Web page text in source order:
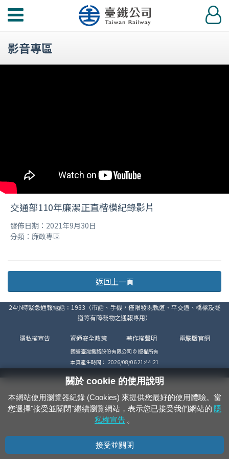
功
選
登
入
影音專區
交通部110年廉潔正直楷模紀錄影片
發佈日期：2021年9月30日
分類：廉政專區
返回上一頁
24小時緊急通報電話：1933（市話、手機，僅限發現軌道、平交道、橋樑及隧
道等有障礙物之通報專用）
隱私權宣告 資通安全政策 著作權聲明 電腦版官網
國營臺灣鐵路股份有限公司 © 版權所有
本頁產生時間： 2026/08/06 21:44:21
關於 cookie 的使用說明
本網站使用瀏覽器紀錄 (Cookies) 來提供您最好的使用體驗。當
您選擇"接受並關閉"繼續瀏覽網站，表示您已接受我們網站的 隱
私權宣告 。
接受並關閉